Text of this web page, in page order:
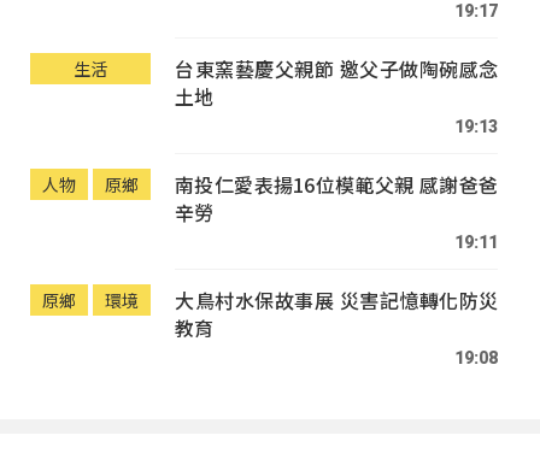
19:17
生活
台東窯藝慶父親節 邀父子做陶碗感念
土地
19:13
人物 原鄉
南投仁愛表揚16位模範父親 感謝爸爸
辛勞
19:11
原鄉 環境
大鳥村水保故事展 災害記憶轉化防災
教育
19:08